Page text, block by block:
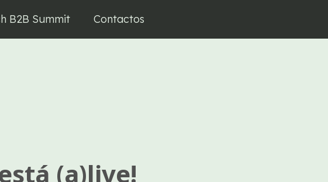
B2B Summit Contactos
(a)live!